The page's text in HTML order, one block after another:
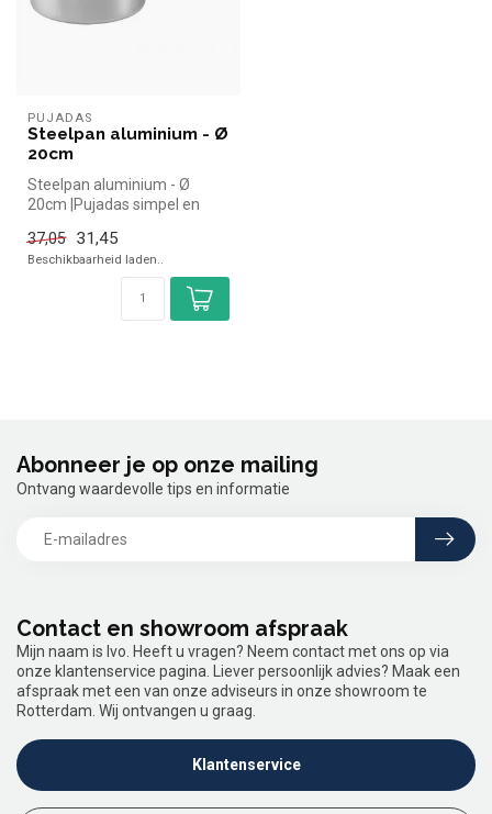
PUJADAS
Steelpan aluminium - Ø
20cm
Steelpan aluminium - Ø
20cm |Pujadas simpel en
Ove...
37,05 31,45
Beschikbaarheid laden..
Contact en showroom afspraak
Mijn naam is Ivo. Heeft u vragen? Neem contact met ons op via
onze klantenservice pagina. Liever persoonlijk advies? Maak een
afspraak met een van onze adviseurs in onze showroom te
Rotterdam. Wij ontvangen u graag.
Klantenservice
Abonneer je op onze mailing
Ontvang waardevolle tips en informatie